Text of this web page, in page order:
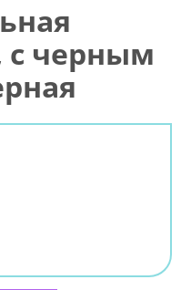
c черным